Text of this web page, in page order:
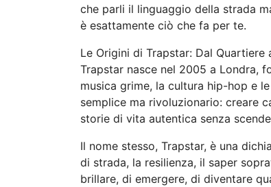
che parli il linguaggio della strada
è esattamente ciò che fa per te.
Le Origini di Trapstar: Dal Quartiere
Trapstar nasce nel 2005 a Londra,
musica grime, la cultura hip-hop e
semplice ma rivoluzionario: creare
storie di vita autentica senza
Il nome stesso, Trapstar, è una
di strada, la resilienza, il saper
brillare, di emergere, di diventare